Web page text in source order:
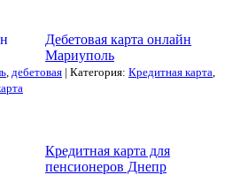
Дебетовая карта онлайн
Мариуполь
дебетовая | Категория: Кредитная карта
Кредитная карта для
пенсионеров Днепр